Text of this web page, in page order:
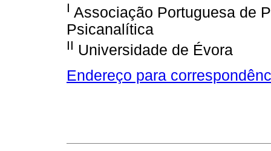
I Associação Portuguesa de
Psicanalítica
II Universidade de Évora
Endereço para